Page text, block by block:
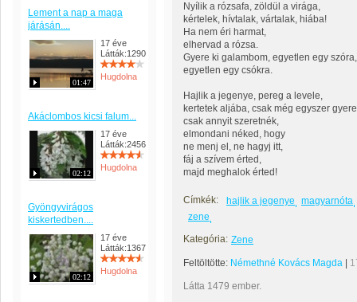
Lement a nap a maga
járásán....
01:47
17 éve
Látták:1290
Hugdolna
Akáclombos kicsi falum...
02:12
17 éve
Látták:2456
Hugdolna
Gyöngyvirágos
kiskertedben....
02:12
17 éve
Látták:1367
Hugdolna
Nyílik a rózsafa, zöldül a virága,
kértelek, hívtalak, vártalak, hiába!
Ha nem éri harmat,
elhervad a rózsa.
Gyere ki galambom, egyetlen egy szóra,
egyetlen egy csókra.
Hajlik a jegenye, pereg a levele,
kertetek aljába, csak még egyszer
csak annyit szeretnék,
elmondani néked, hogy
ne menj el, ne hagyj itt,
fáj a szívem érted,
majd meghalok érted!
Címkék: hajlik a jegenye
magyarnóta
zene
Kategória: Zene
Feltöltötte: Némethné Kovács Magda
Látta 1479 ember.